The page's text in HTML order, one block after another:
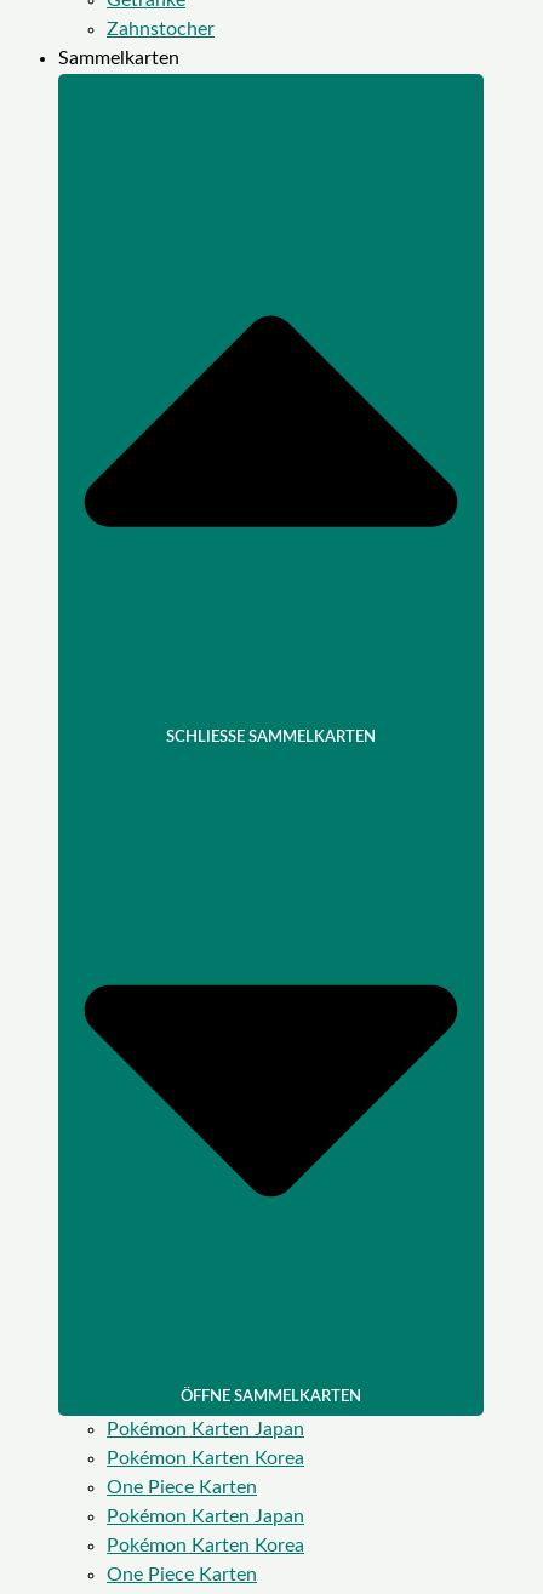
Zahnstocher
Sammelkarten
SCHLIESSE SAMMELKARTEN
ÖFFNE SAMMELKARTEN
Pokémon Karten Japan
Pokémon Karten Korea
One Piece Karten
Pokémon Karten Japan
Pokémon Karten Korea
One Piece Karten